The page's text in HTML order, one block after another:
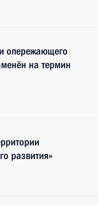
опережающего
на термин
развития»